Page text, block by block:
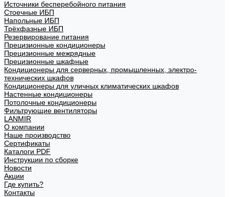
Источники бесперебойного питания
Стоечные ИБП
Напольные ИБП
Трёхфазные ИБП
Резервирование питания
Прецизионные кондиционеры
Прецизионные межрядные
Прецизионные шкафные
Кондиционеры для серверных, промышленных, электро-
технических шкафов
Кондиционеры для уличных климатических шкафов
Настенные кондиционеры
Потолочные кондиционеры
Фильтрующие вентиляторы
LANMIR
О компании
Наше производство
Сертификаты
Каталоги PDF
Инструкции по сборке
Новости
Акции
Где купить?
Контакты